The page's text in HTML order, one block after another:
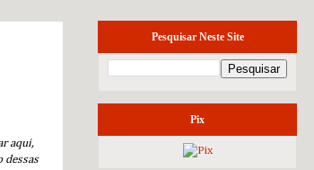
aqui,
dessas
Pesquisar Neste Site
Pix